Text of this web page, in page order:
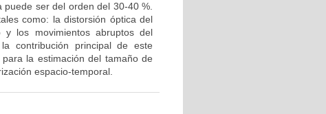
ser del orden del 30-40 %.
como: la distorsión óptica del
y los movimientos abruptos del
contribución principal de este
la estimación del tamaño de
espacio-temporal.